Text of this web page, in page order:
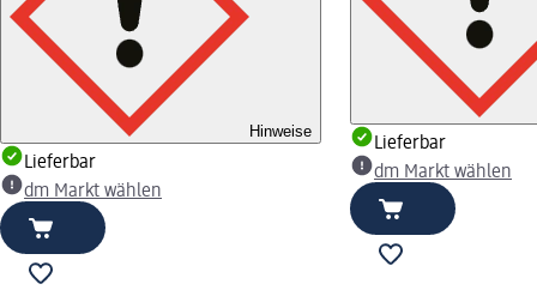
Hinweise
Lieferbar
dm Markt wählen
Lieferbar
dm Markt wählen